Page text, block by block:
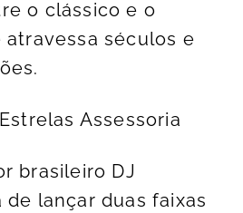
o clássico e o
séculos e
Assessoria
brasileiro DJ
de lançar duas faixas